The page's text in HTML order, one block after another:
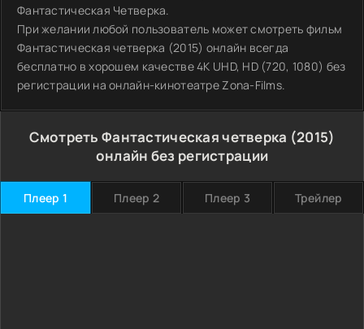
Фантастическая Четверка.
При желании любой пользователь может смотреть фильм
Фантастическая четверка (2015) онлайн всегда
бесплатно в хорошем качестве 4K UHD, HD (720, 1080) без
регистрации на онлайн-кинотеатре Zona-Films.
Смотреть Фантастическая четверка (2015)
онлайн без регистрации
Плеер 1 Плеер 2 Плеер 3 Трейлер